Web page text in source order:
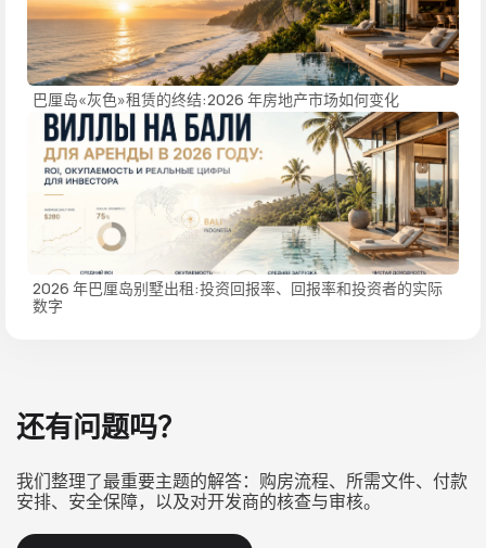
巴厘岛«灰色»租赁的终结:2026 年房地产市场如何变化
2026 年巴厘岛别墅出租:投资回报率、回报率和投资者的实际
数字
还有问题吗？
我们整理了最重要主题的解答：购房流程、所需文件、付款
安排、安全保障，以及对开发商的核查与审核。